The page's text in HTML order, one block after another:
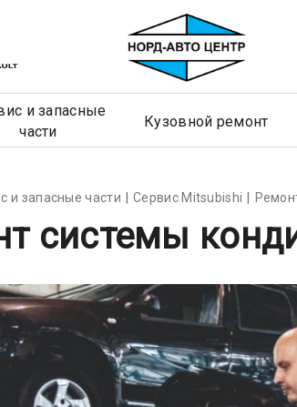
и запасные
части
Кузовной ремонт
и запасные части Сервис Mitsubishi
системы